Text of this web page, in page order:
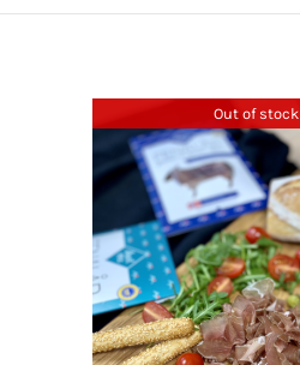
Out of stock